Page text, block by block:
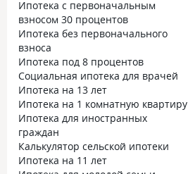
Ипотека с первоначальным
взносом 30 процентов
Ипотека без первоначального
взноса
Ипотека под 8 процентов
Социальная ипотека для врачей
Ипотека на 13 лет
Ипотека на 1 комнатную квартиру
Ипотека для иностранных
граждан
Калькулятор сельской ипотеки
Ипотека на 11 лет